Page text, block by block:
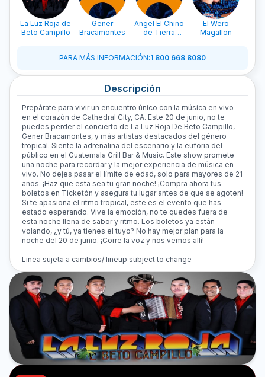
La Luz Roja de
Beto Campillo
Gener
Bracamontes
Angel El Chino
de Tierra
El Wero
Magallon
PARA MÁS INFORMACIÓN:1 800 668 8080
Descripción
Prepárate para vivir un encuentro único con la música en vivo
en el corazón de Cathedral City, CA. Este 20 de junio, no te
puedes perder el concierto de La Luz Roja De Beto Campillo,
Gener Bracamontes, y más artistas destacados del género
tropical. Siente la adrenalina del escenario y la euforia del
público en el Guatemala Grill Bar & Music. Este show promete
una noche para recordar y la mejor experiencia de música en
vivo. No dejes pasar el límite de edad, solo para mayores de 21
años. ¡Haz que esta sea tu gran noche! ¡Compra ahora tus
boletos en Ticketón y asegura tu lugar antes de que se agoten!
Si te apasiona el ritmo tropical, este es el evento que has
estado esperando. Vive la emoción, no te quedes fuera de
esta noche llena de sabor y ritmo. Los boletos ya están
volando, ¿y tú, ya tienes el tuyo? No hay mejor plan para la
noche del 20 de junio. ¡Corre la voz y nos vemos allí!
Linea sujeta a cambios/ lineup subject to change